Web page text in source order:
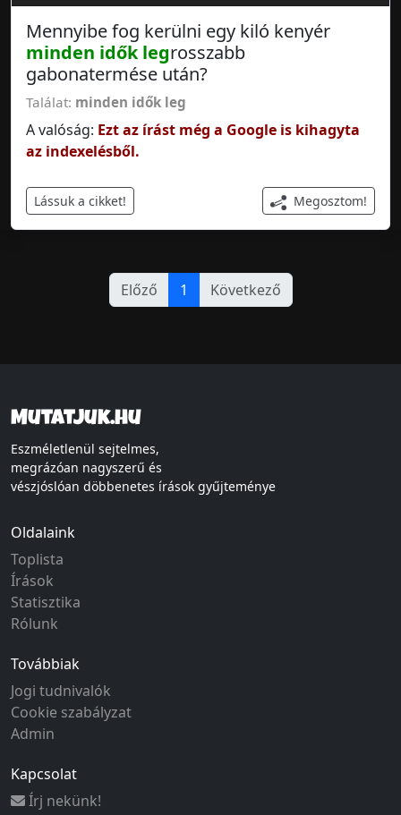
Mennyibe fog kerülni egy kiló kenyér
minden idők legrosszabb
gabonatermése után?
Találat: minden idők leg
A valóság: Ezt az írást még a Google is kihagyta
az indexelésből.
Lássuk a cikket! Megosztom!
Előző 1 Következő
Mutatjuk.hu
Eszméletlenül sejtelmes,
megrázóan nagyszerű és
vészjóslóan döbbenetes írások gyűjteménye
Oldalaink
Toplista
Írások
Statisztika
Rólunk
Továbbiak
Jogi tudnivalók
Cookie szabályzat
Admin
Kapcsolat
Írj nekünk!